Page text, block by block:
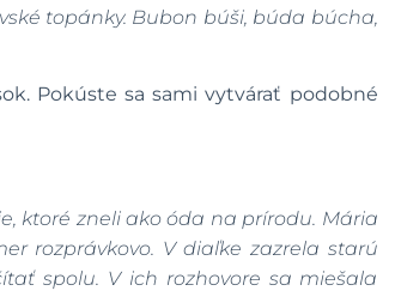
topánky. Bubon búši, búda búcha,
Pokúste sa sami vytvárať podobné
ktoré zneli ako óda na prírodu. Mária
rozprávkovo. V diaľke zazrela starú
spolu. V ich rozhovore sa miešala